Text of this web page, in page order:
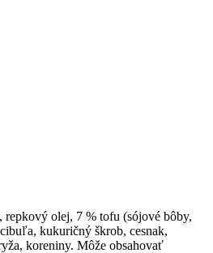
repkový olej, 7 % tofu (sójové bôby,
kukuričný škrob, cesnak,
koreniny. Môže obsahovať